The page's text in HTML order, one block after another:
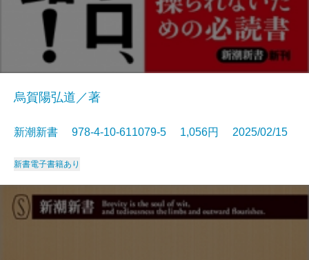
烏賀陽弘道／著
新潮新書 978-4-10-611079-5 1,056円 2025/02/15
新書電子書籍あり